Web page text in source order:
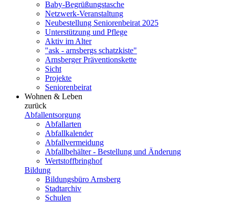
Baby-Begrüßungstasche
Netzwerk-Veranstaltung
Neubestellung Seniorenbeirat 2025
Unterstützung und Pflege
Aktiv im Alter
"ask - arnsbergs schatzkiste"
Arnsberger Präventionskette
Sicht
Projekte
Seniorenbeirat
Wohnen & Leben
zurück
Abfallentsorgung
Abfallarten
Abfallkalender
Abfallvermeidung
Abfallbehälter - Bestellung und Änderung
Wertstoffbringhof
Bildung
Bildungsbüro Arnsberg
Stadtarchiv
Schulen